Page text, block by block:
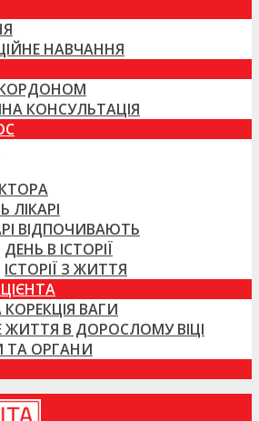
НАВЧАННЯ
КОНСУЛЬТАЦІЯ
ЛІКАРІ
ВІДПОЧИВАЮТЬ
ДЕНЬ В ІСТОРІЇ
ІСТОРІЇ З ЖИТТЯ
ВАГИ
ЖИТТЯ В ДОРОСЛОМУ ВІЦІ
ТА ОРГАНИ